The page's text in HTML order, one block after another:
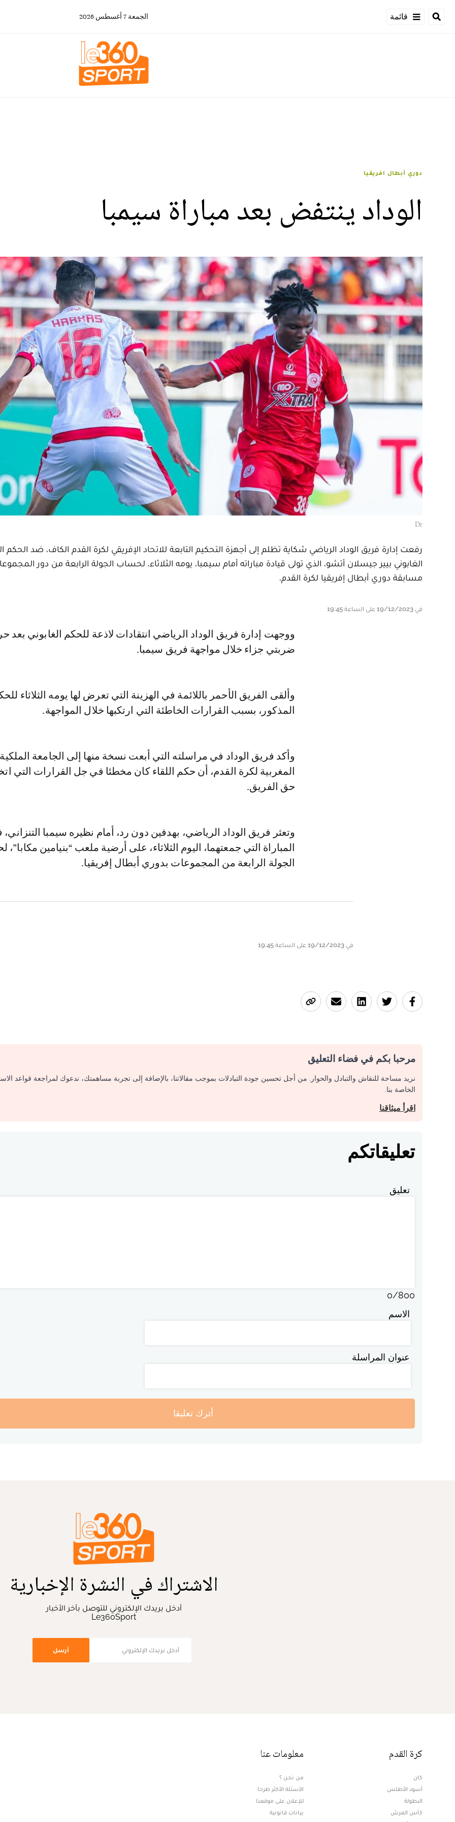
قائمة الجمعة 7 أغسطس 2026
دوري أبطال افريقيا
الوداد ينتفض بعد مباراة سيمبا
Dr
رفعت إدارة فريق الوداد الرياضي شكاية تظلم إلى أجهزة التحكيم التابعة للاتحاد الإفريقي لكرة القدم الكاف، ضد الحكم
الغابوني بيير جيسلان أتشو، الذي تولى قيادة مباراته أمام سيمبا، يومه الثلاثاء، لحساب الجولة الرابعة من دور
مسابقة دوري أبطال إفريقيا لكرة القدم.
في 19/12/2023 على الساعة 19:45
ووجهت إدارة فريق الوداد الرياضي انتقادات لاذعة للحكم الغابوني بعد حرمانه من
ضربتي جزاء خلال مواجهة فريق سيمبا.
وألقى الفريق الأحمر باللائمة في الهزينة التي تعرض لها يومه الثلاثاء
المذكور، بسبب القرارات الخاطئة التي ارتكبها خلال المواجهة.
وأكد فريق الوداد في مراسلته التي أبعت نسخة منها إلى الجامعة الملكية
المغربية لكرة القدم، أن حكم اللقاء كان مخطئا في جل القرارات التي
حق الفريق.
وتعثر فريق الوداد الرياضي، بهدفين دون رد، أمام نظيره سيمبا
المباراة التي جمعتهما، اليوم الثلاثاء، على أرضية ملعب “بنيامين
الجولة الرابعة من المجموعات بدوري أبطال إفريقيا.
في 19/12/2023 على الساعة 19:45
مرحبا بكم في فضاء التعليق
نريد مساحة للنقاش والتبادل والحوار. من أجل تحسين جودة التبادلات بموجب مقالاتنا، بالإضافة إلى تجربة مساهمتك، ندعوك لمراجعة قواعد
الخاصة بنا.
اقرأ ميثاقنا
تعليقاتكم
تعليق
0/800
الاسم
عنوان المراسلة
أترك تعليقا
الاشتراك في النشرة الإخبارية
أدخل بريدك الإلكتروني للتوصل بآخر الأخبار
Le360Sport
أرسل
كرة القدم
كان
أسود الأطلس
البطولة
كأس العرش
معلومات عنا
من نحن ؟
الأسئلة الأكثر طرحا
للإعلان على موقعنا
بيانات قانونية